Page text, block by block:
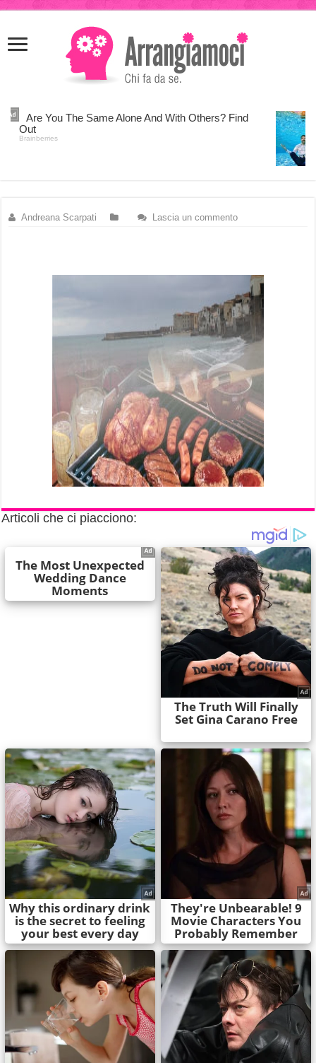
giriş
kingroyal
Andreana Scarpati Lascia un commento
Articoli che ci piacciono: